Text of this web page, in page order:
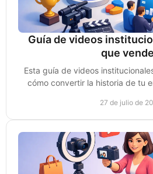
Guía de videos
que
Esta guía de videos
cómo convertir la historia de tu
27 de julio de